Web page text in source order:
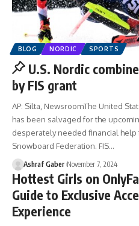
BLOG NORDIC SPORTS
U.S. Nordic
by FIS grant
AP: Silta, NewsroomThe United
has been salvaged for the
desperately needed financial help
Snowboard Federation. FIS…
Ashraf Gaber November 7, 2024
Hottest Girls on
Guide to Exclusive
Experience